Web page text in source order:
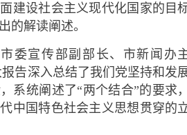
建设社会主义现代化国家的目
的解读阐述。
委宣传部副部长、市新闻办
告深入总结了我们党坚持和发
系统阐述了“两个结合”的要求
中国特色社会主义思想贯穿的